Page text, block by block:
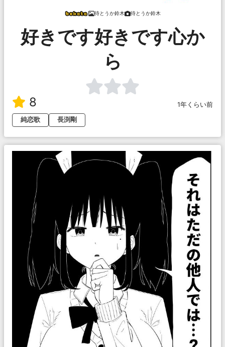
待とうか鈴木 待とうか鈴木
好きです好きです心か
ら
8
1年くらい前
純恋歌
長渕剛